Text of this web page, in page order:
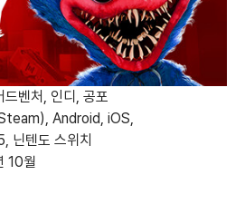
드벤처, 인디, 공포
, Android, iOS,
, 닌텐도 스위치
10월